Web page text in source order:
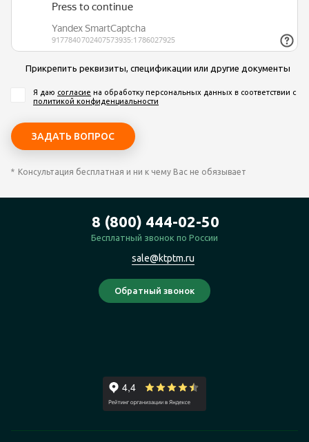
Прикрепить реквизиты, спецификации или другие документы
Я даю согласие на обработку персональных данных в соответствии с
политикой конфиденциальности
Консультация бесплатная и ни к чему Вас не обязывает
8 (800) 444-02-50
Бесплатный звонок по России
sale@ktptm.ru